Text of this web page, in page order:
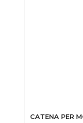
CATENA PER